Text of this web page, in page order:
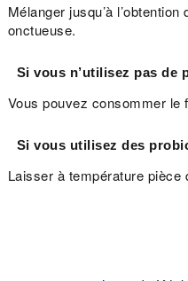
Mélanger jusqu’à
onctueuse.
Si vous n’utilisez pas de
Vous pouvez consommer le
Si vous utilisez des
Laisser à température